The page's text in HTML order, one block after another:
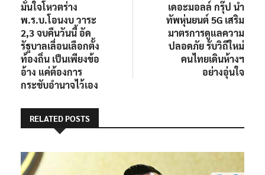
มั่นใจโหวตร่าง
พ.ร.บ.โอนงบ วาระ
2,3 จบคืนวันนี้ อัด
รัฐบาลเลื่อนเลือกตั้ง
ท้องถิ่น เป็นเพียงข้อ
อ้าง แค่ต้องการ
กระชับอำนาจไว้เอง
เดอะมอลล์ กรุ๊ป นำ
ทัพหุ่นยนต์ 5G เสริม
มาตรการดูแลความ
ปลอดภัย รับวิถีใหม่
คนไทยเดินห้างฯ
อย่างอุ่นใจ
RELATED POSTS